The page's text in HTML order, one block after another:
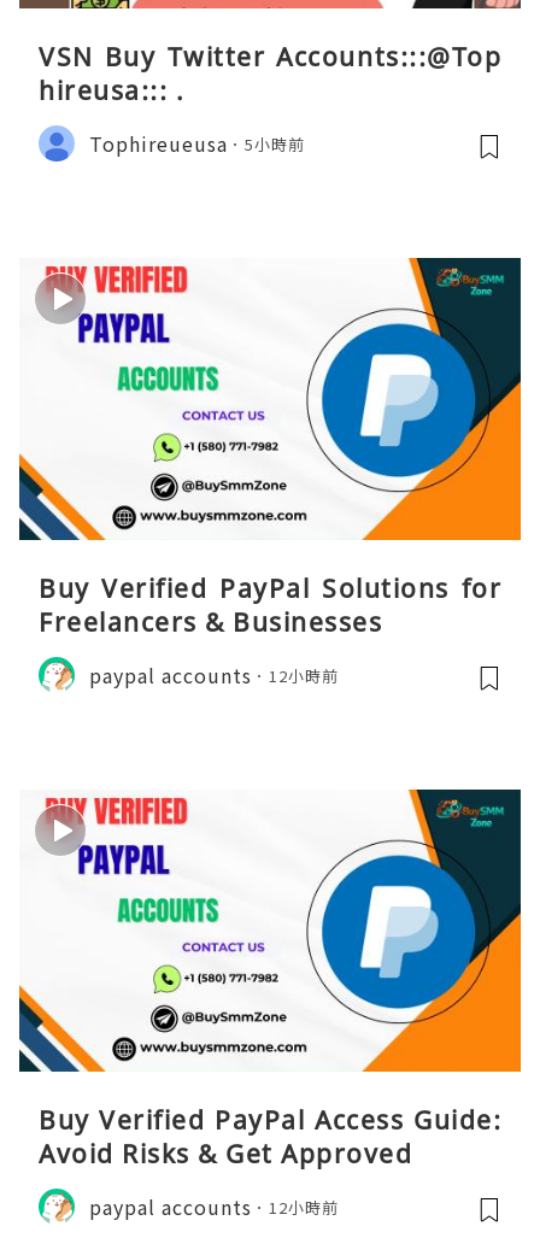
VSN Buy Twitter Accounts:::@Top
hireusa::: .
Tophireueusa 5小時前
Buy Verified PayPal Solutions for
Freelancers & Businesses
paypal accounts 12小時前
Buy Verified PayPal Access Guide:
Avoid Risks & Get Approved
paypal accounts 12小時前